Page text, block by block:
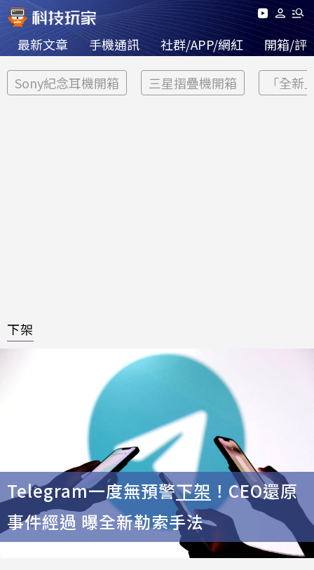
最新文章 手機通訊 社群/APP/網紅 開箱/評
Sony紀念耳機開箱 三星摺疊機開箱 「全新
下架
Telegram一度無預警下架 ！CEO還原
事件經過 曝全新勒索手法